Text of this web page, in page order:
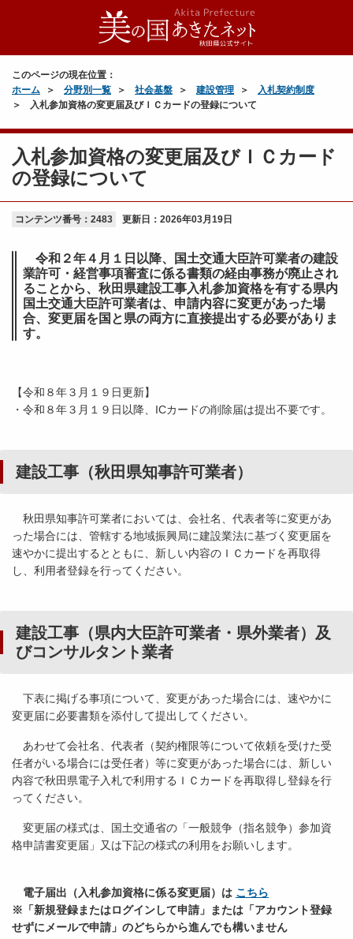
このページの現在位置：
ホーム
分野別一覧 社会基盤 建設管理
入札契約制度
入札参加資格の変更届及びＩＣカードの登録について
入札参加資格の変更届及びＩＣカード
の登録について
コンテンツ番号：2483 更新日： 2026年03月19日
令和２年４月１日以降、国土交通大臣許可業者の建設
業許可・経営事項審査に係る書類の経由事務が廃止され
ることから、秋田県建設工事入札参加資格を有する県内
国土交通大臣許可業者は、申請内容に変更があった場
合、変更届を国と県の両方に直接提出する必要がありま
す。
【令和８年３月１９日更新】
・令和８年３月１９日以降、ICカードの削除届は提出不要です。
建設工事（秋田県知事許可業者）
秋田県知事許可業者においては、会社名、代表者等に変更があ
った場合には、管轄する地域振興局に建設業法に基づく変更届を
速やかに提出するとともに、新しい内容のＩＣカードを再取得
し、利用者登録を行ってください。
建設工事（県内大臣許可業者・県外業者）及
びコンサルタント業者
下表に掲げる事項について、変更があった場合には、速やかに
変更届に必要書類を添付して提出してください。
あわせて会社名、代表者（契約権限等について依頼を受けた受
任者がいる場合には受任者）等に変更があった場合には、新しい
内容で秋田県電子入札で利用するＩＣカードを再取得し登録を行
ってください。
変更届の様式は、国土交通省の「一般競争（指名競争）参加資
格申請書変更届」又は下記の様式の利用をお願いします。
電子届出（入札参加資格に係る変更届）は こちら
※「新規登録またはログインして申請」または「アカウント登録
せずにメールで申請」のどちらから進んでも構いません